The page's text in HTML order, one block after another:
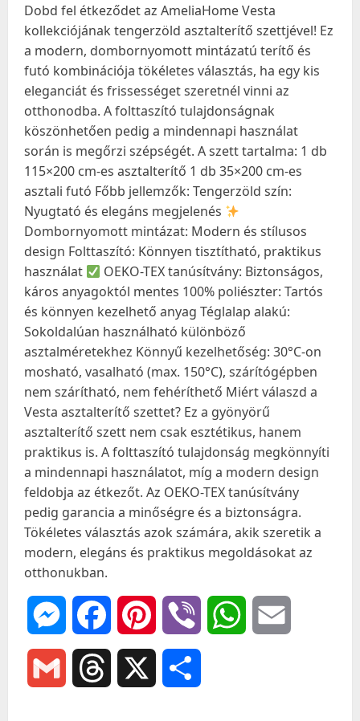
Dobd fel étkeződet az AmeliaHome Vesta
kollekciójának tengerzöld asztalterítő szettjével! Ez
a modern, dombornyomott mintázatú terítő és
futó kombinációja tökéletes választás, ha egy kis
eleganciát és frissességet szeretnél vinni az
otthonodba. A folttaszító tulajdonságnak
köszönhetően pedig a mindennapi használat
során is megőrzi szépségét. A szett tartalma: 1 db
115×200 cm-es asztalterítő 1 db 35×200 cm-es
asztali futó Főbb jellemzők: Tengerzöld szín:
Nyugtató és elegáns megjelenés
Dombornyomott mintázat: Modern és stílusos
design Folttaszító: Könnyen tisztítható, praktikus
használat
OEKO-TEX tanúsítvány: Biztonságos,
káros anyagoktól mentes 100% poliészter: Tartós
és könnyen kezelhető anyag Téglalap alakú:
Sokoldalúan használható különböző
asztalméretekhez Könnyű kezelhetőség: 30°C-on
mosható, vasalható (max. 150°C), szárítógépben
nem szárítható, nem fehéríthető Miért válaszd a
Vesta asztalterítő szettet? Ez a gyönyörű
asztalterítő szett nem csak esztétikus, hanem
praktikus is. A folttaszító tulajdonság megkönnyíti
a mindennapi használatot, míg a modern design
feldobja az étkezőt. Az OEKO-TEX tanúsítvány
pedig garancia a minőségre és a biztonságra.
Tökéletes választás azok számára, akik szeretik a
modern, elegáns és praktikus megoldásokat az
otthonukban.
MessengerFacebookPinterest Viber WhatsApp
Gmail Threads